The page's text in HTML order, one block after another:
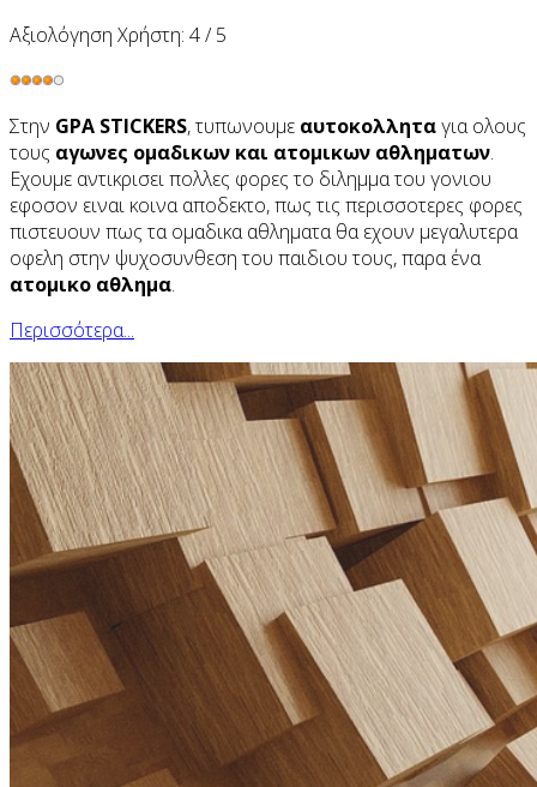
Αξιολόγηση Χρήστη: 4/5
Στην GPA STICKERS, τυπωνουμε αυτοκολληταγια ολους
τους αγωνες ομαδικων και ατομικων αθληματων.
Εχουμε αντικρισει πολλες φορες το διλημμα του γονιου
εφοσον ειναι κοινα αποδεκτο, πως τις περισσοτερες φορες
πιστευουν πως τα ομαδικα αθληματα θα εχουν μεγαλυτερα
οφελη στην ψυχοσυνθεση του παιδιου τους, παρα ένα
ατομικο αθλημα.
Περισσότερα...